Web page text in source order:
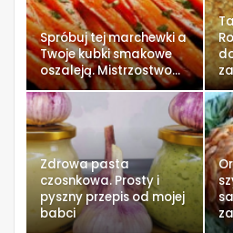
Spróbuj tej marchewki a
Twoje kubki smakowe
oszaleją. Mistrzostwo…
Zdrowa pasta
czosnkowa. Prosty i
pyszny przepis od mojej
babci